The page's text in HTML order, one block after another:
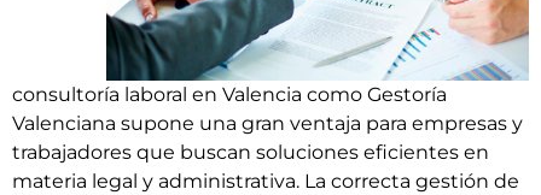
consultoría laboral en Valencia como Gestoría
Valenciana supone una gran ventaja para empresas y
trabajadores que buscan soluciones eficientes en
materia legal y administrativa. La correcta gestión de